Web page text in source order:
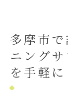
多摩市
ニング
を手軽に